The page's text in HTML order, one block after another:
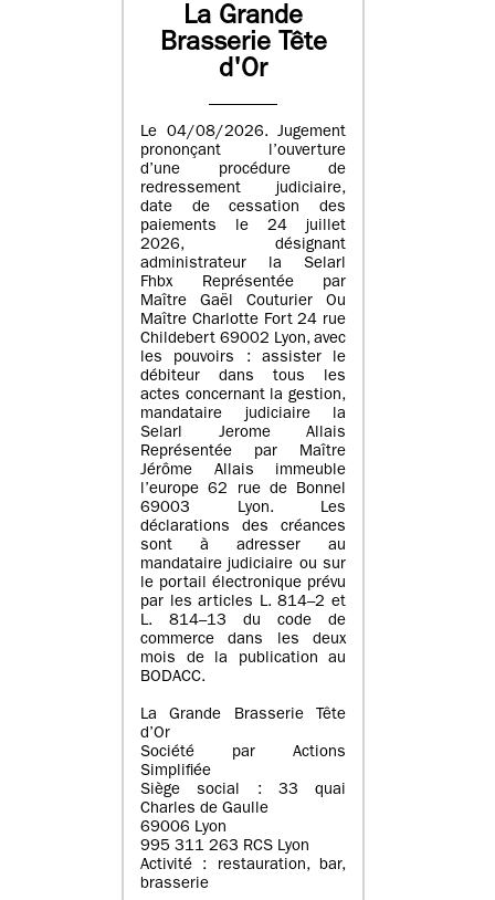
La Grande
Brasserie Tête
d'Or
Le 04/08/2026. Jugement
prononçant l’ouverture
d’une procédure de
redressement judiciaire,
date de cessation des
paiements le 24 juillet
2026, désignant
administrateur la Selarl
Fhbx Représentée par
Maître Gaël Couturier Ou
Maître Charlotte Fort 24 rue
Childebert 69002 Lyon, avec
les pouvoirs : assister le
débiteur dans tous les
actes concernant la gestion,
mandataire judiciaire la
Selarl Jerome Allais
Représentée par Maître
Jérôme Allais immeuble
l’europe 62 rue de Bonnel
69003 Lyon. Les
déclarations des créances
sont à adresser au
mandataire judiciaire ou sur
le portail électronique prévu
par les articles L. 814–2 et
L. 814–13 du code de
commerce dans les deux
mois de la publication au
BODACC.
La Grande Brasserie Tête
d’Or
Société par Actions
Simplifiée
Siège social : 33 quai
Charles de Gaulle
69006 Lyon
995 311 263 RCS Lyon
Activité : restauration, bar,
brasserie